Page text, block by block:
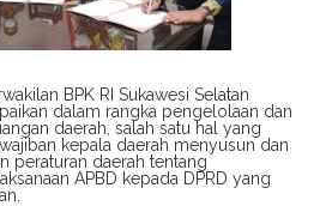
BPK RI Sukawesi Selatan
dalam rangka pengelolaan dan
daerah, salah satu hal yang
kepala daerah menyusun dan
peraturan daerah tentang
APBD kepada DPRD yang